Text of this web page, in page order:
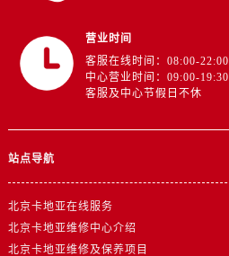
营业时间
客服在线时间：08:00-22:00
中心营业时间：09:00-19:30
客服及中心节假日不休
站点导航
北京卡地亚在线服务
北京卡地亚维修中心介绍
北京卡地亚维修及保养项目